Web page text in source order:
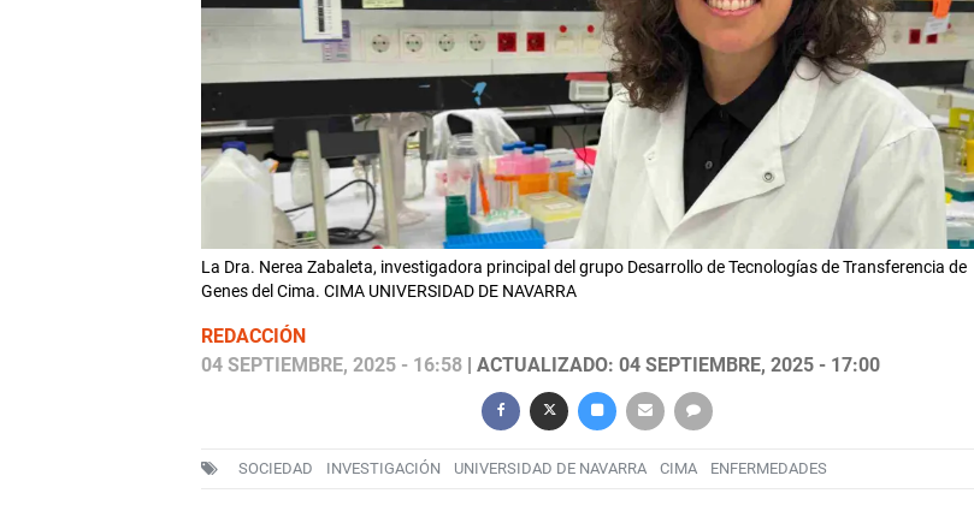
La Dra. Nerea Zabaleta, investigadora principal del grupo Desarrollo de Tecnologías de Transferencia de
Genes del Cima. CIMA UNIVERSIDAD DE NAVARRA
REDACCIÓN
04 SEPTIEMBRE, 2025 - 16:58| ACTUALIZADO: 04 SEPTIEMBRE, 2025 - 17:00
SOCIEDAD INVESTIGACIÓN UNIVERSIDAD DE NAVARRA CIMA ENFERMEDADES